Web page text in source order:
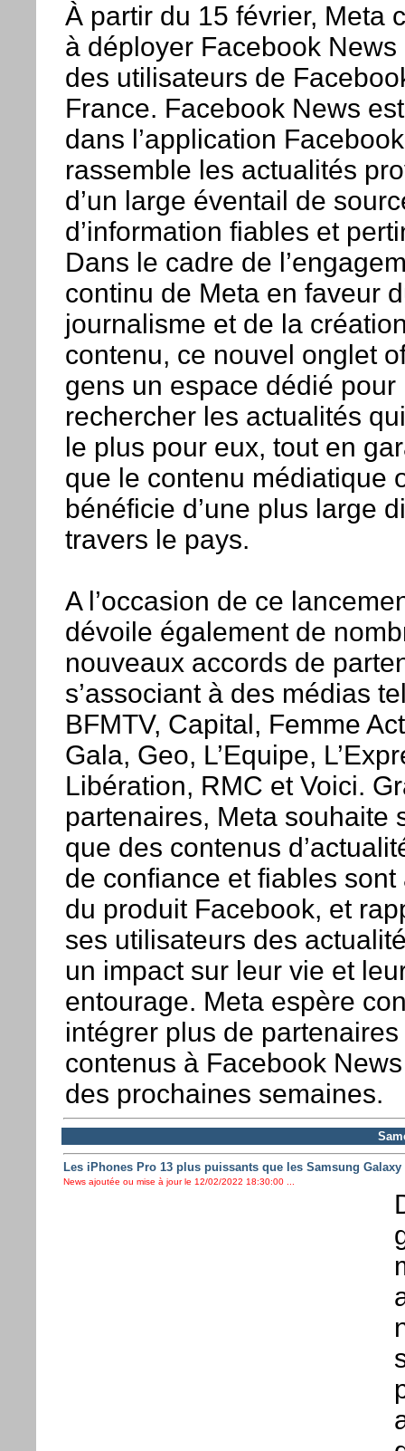
À partir du 15 février, Meta
à déployer Facebook News
des utilisateurs de
France. Facebook News
dans l’application
rassemble les actualités
d’un large éventail de
d’information fiables et
Dans le cadre de
continu de Meta en faveur
journalisme et de la
contenu, ce nouvel onglet
gens un espace dédié pour
rechercher les actualités
le plus pour eux, tout en
que le contenu médiatique
bénéficie d’une plus large
travers le pays.
A l’occasion de ce
dévoile également de
nouveaux accords de
s’associant à des médias
BFMTV, Capital, Femme
Gala, Geo, L’Equipe,
Libération, RMC et Voici.
partenaires, Meta souhaite
que des contenus
de confiance et fiables
du produit Facebook, et
ses utilisateurs des
un impact sur leur vie et
entourage. Meta espère
intégrer plus de partenaires
contenus à Facebook
des prochaines semaines.
Les iPhones Pro 13 plus puissants que les Samsung Galaxy
News ajoutée ou mise à jour le 12/02/2022 18:30:00 ...